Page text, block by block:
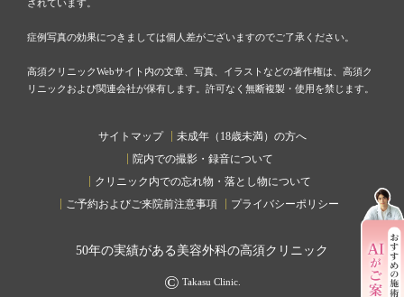
されています。
症例写真の効果につきましては個人差がございますのでご了承ください。
高須クリニックWebサイト内の文章、写真、イラストなどの著作権は、高須ク
リニックおよび関連会社が保有します。許可なく無断複製・使用を禁じます。
サイトマップ
未成年（18歳未満）の方へ
院内での撮影・録音について
クリニック内での忘れ物・落とし物について
ご予約およびご来院前注意事項
プライバシーポリシー
50年の実績がある美容外科の高須クリニック
© Takasu Clinic.